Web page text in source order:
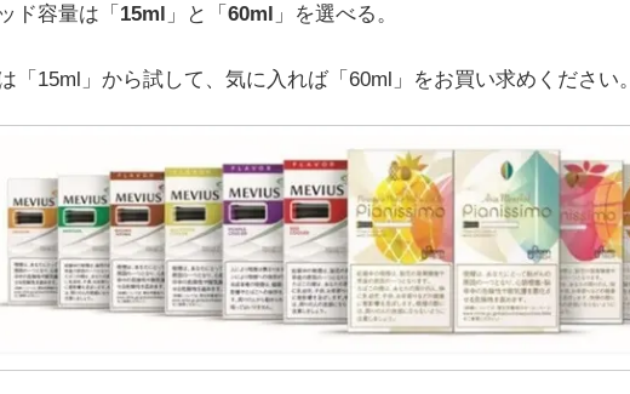
ド容量は「 15ml 」と「 60ml 」を選べる。
「15ml」から試して、気に入れば「60ml」をお買い求めください。